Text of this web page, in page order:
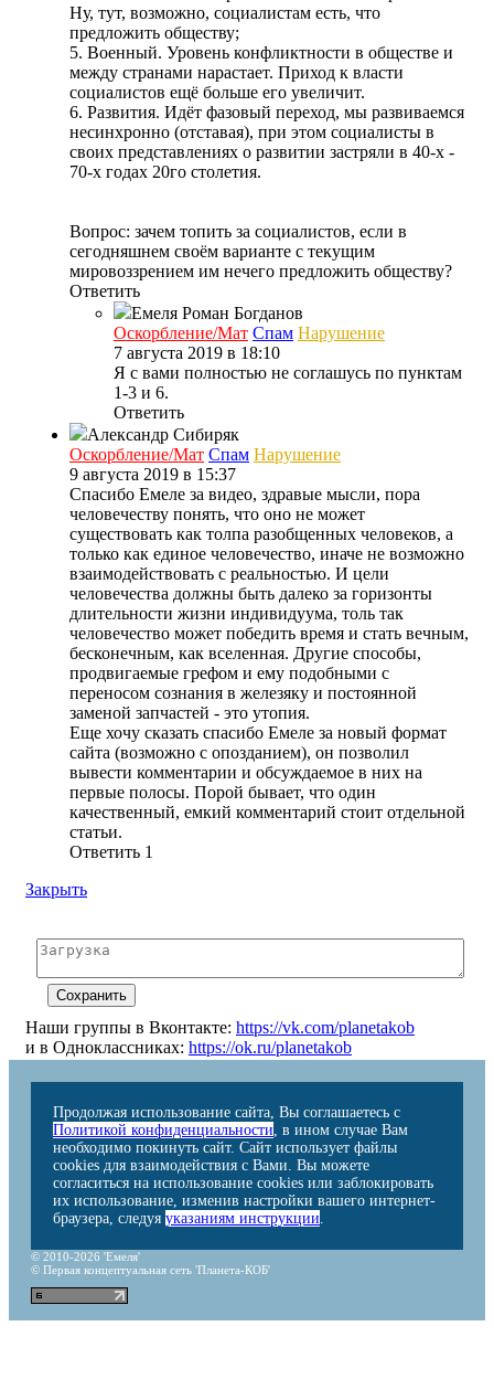
Ну, тут, возможно, социалистам есть, что
предложить обществу;
5. Военный. Уровень конфликтности в обществе и
между странами нарастает. Приход к власти
социалистов ещё больше его увеличит.
6. Развития. Идёт фазовый переход, мы развиваемся
несинхронно (отставая), при этом социалисты в
своих представлениях о развитии застряли в 40-х -
70-х годах 20го столетия.
Вопрос: зачем топить за социалистов, если в
сегодняшнем своём варианте с текущим
мировоззрением им нечего предложить обществу?
Ответить
Емеля Роман Богданов
Оскорбление/Мат Спам Нарушение
7 августа 2019 в 18:10
Я с вами полностью не соглашусь по пунктам
1-3 и 6.
Ответить
Александр Сибиряк
Оскорбление/Мат Спам Нарушение
9 августа 2019 в 15:37
Спасибо Емеле за видео, здравые мысли, пора
человечеству понять, что оно не может
существовать как толпа разобщенных человеков, а
только как единое человечество, иначе не возможно
взаимодействовать с реальностью. И цели
человечества должны быть далеко за горизонты
длительности жизни индивидуума, толь так
человечество может победить время и стать вечным,
бесконечным, как вселенная. Другие способы,
продвигаемые грефом и ему подобными с
переносом сознания в железяку и постоянной
заменой запчастей - это утопия.
Еще хочу сказать спасибо Емеле за новый формат
сайта (возможно с опозданием), он позволил
вывести комментарии и обсуждаемое в них на
первые полосы. Порой бывает, что один
качественный, емкий комментарий стоит отдельной
статьи.
Ответить 1
Закрыть
Наши группы в Вконтакте: https://vk.com/planetakob
и в Одноклассниках: https://ok.ru/planetakob
Продолжая использование сайта, Вы соглашаетесь с
Политикой конфиденциальности, в ином случае Вам
необходимо покинуть сайт. Сайт использует файлы
cookies для взаимодействия с Вами. Вы можете
согласиться на использование cookies или заблокировать
их использование, изменив настройки вашего интернет-
браузера, следуя указаниям инструкции.
© 2010-2026 'Емеля'
© Первая концептуальная сеть 'Планета-КОБ'